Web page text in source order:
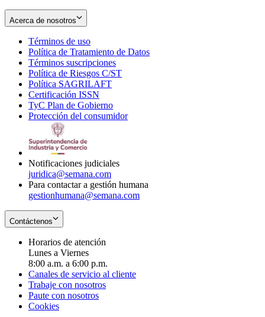
Acerca de nosotros
Términos de uso
in
new
window
Política de Tratamiento de Datos
Términos suscripciones
in
Política de Riesgos C/ST
Política SAGRILAFT
new
window
Certificación ISSN
in
new
TyC Plan de Gobierno
in
Protección del consumidorOpens
Notificaciones judiciales
juridica@semana.com
Para contactar a gestión humana
gestionhumana@semana.com
Contáctenos
Horarios de atención
Lunes a Viernes
8:00 a.m. a 6:00 p.m.
Canales de servicio al cliente
Trabaje con nosotros
Paute con nosotros
Cookies